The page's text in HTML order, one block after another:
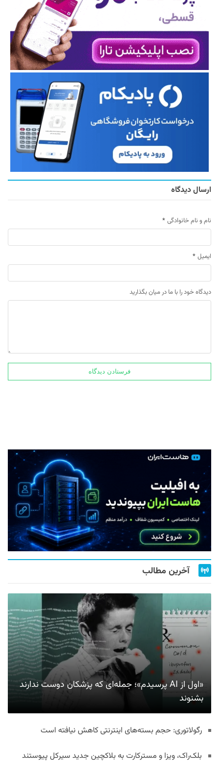
ارسال دیدگاه
نام و نام خانوادگی *
ایمیل *
دیدگاه خود را با ما در میان بگذارید
آخرین مطالب
«اول از AI پرسیدم»؛ جمله‌ای که پزشکان دوست ندارند
بشنوند
رگولاتوری: حجم بسته‌های اینترنتی کاهش نیافته است
بلک‌راک، ویزا و مسترکارت به بلاکچین جدید سیرکل پیوستند